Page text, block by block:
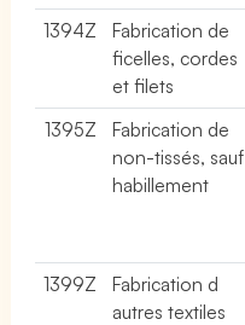
1394Z
Fabrication de
ficelles, cordes
et filets
1395Z
Fabrication de
non-tissés, sauf
habillement
1399Z
Fabrication d
autres textiles